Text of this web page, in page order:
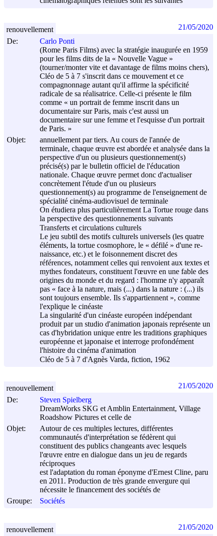
De:
Carlo Ponti
(Rome Paris Films) avec la stratégie inaugurée en 1959
pour les films dits de la « Nouvelle Vague »
(tourner/monter vite et davantage de films moins chers),
Cléo de 5 à 7 s'inscrit dans ce mouvement et ce
compagnonnage autant qu'il affirme la spécificité
radicale de sa réalisatrice. Celle-ci présente le film
comme « un portrait de femme inscrit dans un
documentaire sur Paris, mais c'est aussi un
documentaire sur une femme et l'esquisse d'un portrait
de Paris. »
Objet:
annuellement par tiers. Au cours de l'année de
terminale, chaque œuvre est abordée et analysée dans la
perspective d'un ou plusieurs questionnement(s)
précisé(s) par le bulletin officiel de l'éducation
nationale. Chaque œuvre permet donc d'actualiser
concrètement l'étude d'un ou plusieurs
questionnement(s) au programme de l'enseignement de
spécialité cinéma-audiovisuel de terminale
On étudiera plus particulièrement La Tortue rouge dans
la perspective des questionnements suivants
Transferts et circulations culturels
Le jeu subtil des motifs culturels universels (les quatre
éléments, la tortue cosmophore, le « défilé » d'une re-
naissance, etc.) et le foisonnement discret des
références, notamment celles qui renvoient aux textes et
mythes fondateurs, constituent l'œuvre en une fable des
origines du monde et du regard : l'homme n'y apparaît
pas « face à la nature, mais (...) dans la nature : (...) ils
sont toujours ensemble. Ils s'appartiennent », comme
l'explique le cinéaste
La singularité d'un cinéaste européen indépendant
produit par un studio d'animation japonais représente un
cas d'hybridation unique entre les traditions graphiques
européenne et japonaise et interroge profondément
l'histoire du cinéma d'animation
Cléo de 5 à 7 d'Agnès Varda, fiction, 1962
renouvellement 21/05/2020
De:
Steven Spielberg
DreamWorks SKG et Amblin Entertainment, Village
Roadshow Pictures et celle de
Objet:
Autour de ces multiples lectures, différentes
communautés d'interprétation se fédèrent qui
constituent des publics changeants avec lesquels
l'œuvre entre en dialogue dans un jeu de regards
réciproques
est l'adaptation du roman éponyme d'Ernest Cline, paru
en 2011. Production de très grande envergure qui
nécessite le financement des sociétés de
Groupe:
Sociétés
renouvellement 21/05/2020
renouvellement 21/05/2020